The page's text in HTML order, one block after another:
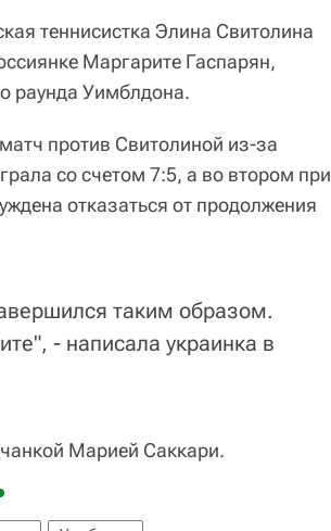
теннисистка Элина Свитолина
Маргарите Гаспарян,
раунда Уимблдона.
против Свитолиной из-за
со счетом 7:5, а во втором при
отказаться от продолжения
таким образом.
- написала украинка в
Марией Саккари.